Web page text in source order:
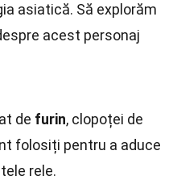
asiatică. Să explorăm
acest personaj
de furin, clopoței de
folosiți pentru a aduce
rele.